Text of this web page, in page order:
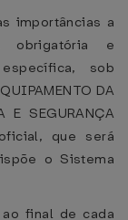
importâncias a
obrigatória e
sob
DA
E SEGURANÇA
que será
o Sistema
final de cada